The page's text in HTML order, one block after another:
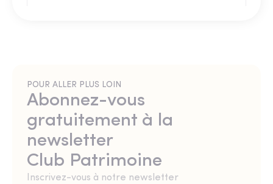
POUR ALLER PLUS LOIN
Abonnez-vous
gratuitement à la
newsletter
Club Patrimoine
Inscrivez-vous à notre newsletter